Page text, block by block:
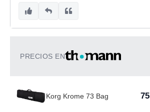
PRECIOS EN
Korg Krome 73 Bag